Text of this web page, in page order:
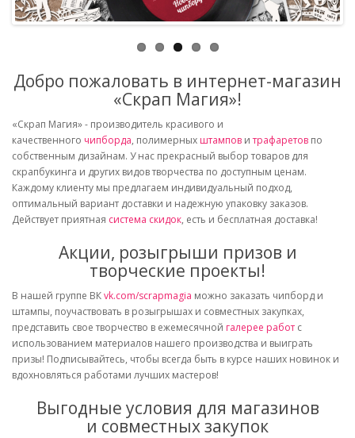
Добро пожаловать в интернет-магазин
«Скрап Магия»!
«Скрап Магия» - производитель красивого и
качественного чипборда, полимерных штампов итрафаретов по
собственным дизайнам. У нас прекрасный выбор товаров для
скрапбукинга и других видов творчества по доступным ценам.
Каждому клиенту мы предлагаем индивидуальный подход,
оптимальный вариант доставки и надежную упаковку заказов.
Действует приятная система скидок, есть и бесплатная доставка!
Акции, розыгрыши призов и
творческие проекты!
В нашей группе ВКvk.com/scrapmagia можно заказать чипборд и
штампы, поучаствовать в розыгрышах и совместных закупках,
представить свое творчество в ежемесячной галерее работ с
использованием материалов нашего производства и выиграть
призы! Подписывайтесь, чтобы всегда быть в курсе наших новинок и
вдохновляться работами лучших мастеров!
Выгодные условия для магазинов
и совместных закупок